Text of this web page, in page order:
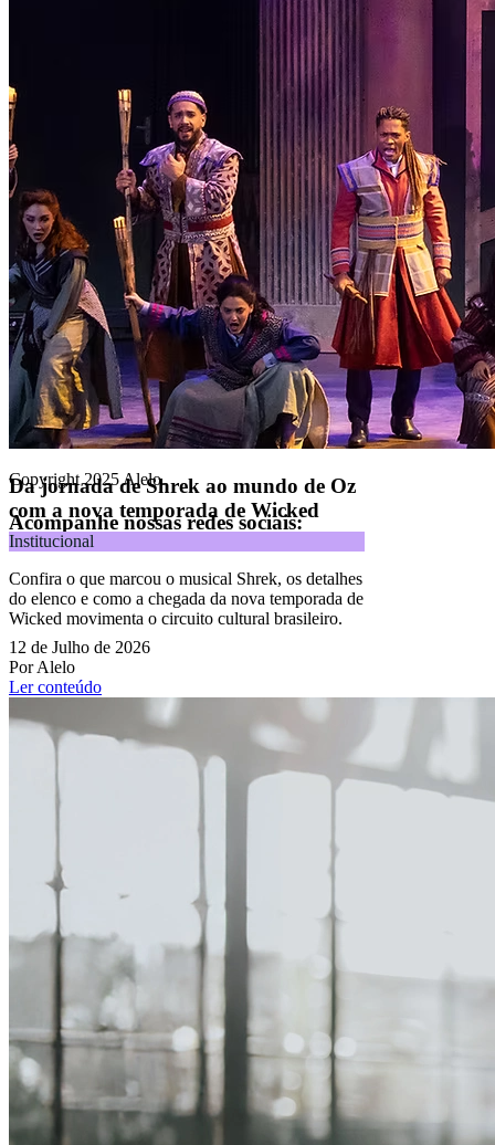
Da jornada de Shrek ao mundo de Oz
com a nova temporada de Wicked
Institucional
Confira o que marcou o musical Shrek, os detalhes
do elenco e como a chegada da nova temporada de
Wicked movimenta o circuito cultural brasileiro.
12 de Julho de 2026
Por Alelo
Ler conteúdo
Política de Privacidade
Lei ECA Digital
Soluções
Alelo Pod Gestão de VT
Soluções de Pagamentos
Contrate agora
Alelo S.A.
CNPJ 04.740.876/0001-25 | Alameda Xingu, 512, 3º, 4º e 16º (parte)
andares, Alphaville, Barueri/SP | CEP 06455-030
Naip Instituição de Pagamento S.A.
CNPJ 09.092.759/0001-16 | Alameda Xingu, 512, 3º andar, parte,
Alphaville, Barueri/SP | CEP 06455-030
Todos os direitos reservados.
Copyright 2025 Alelo.
Acompanhe nossas redes sociais: